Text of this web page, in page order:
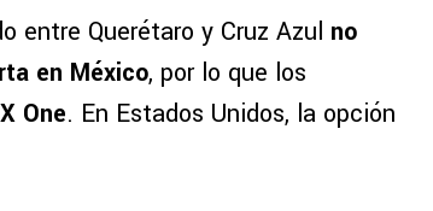
entre Querétaro y Cruz Azul no
en México, por lo que los
One. En Estados Unidos, la opción